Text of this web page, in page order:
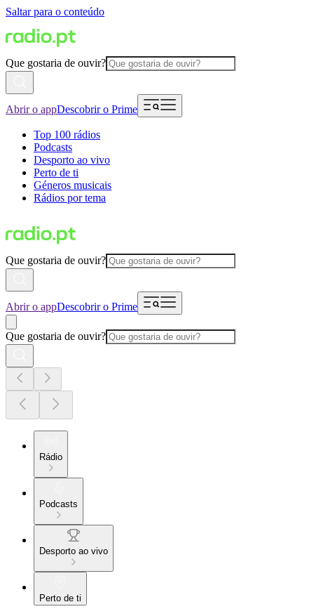
Saltar para o conteúdo
Que gostaria de ouvir?
Abrir o appDescobrir o Prime
Top 100 rádios
Podcasts
Desporto ao vivo
Perto de ti
Géneros musicais
Rádios por tema
Que gostaria de ouvir?
Abrir o appDescobrir o Prime
Que gostaria de ouvir?
Rádio
Podcasts
Desporto ao vivo
Perto de ti